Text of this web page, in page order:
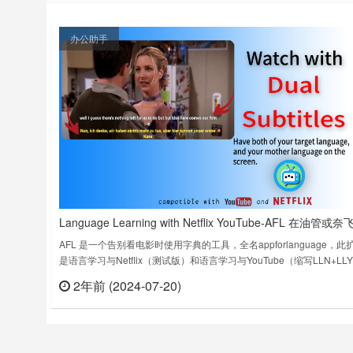
办公助手
Language Learning with Netflix YouTube-AFL 在油管或奈
看视频的时候学习外语
AFL 是一个告别看电影时使用字典的工具，全名appforlanguage，此
是语言学习与Netflix（测试版）和语言学习与YouTube（缩写LLN+LLY
Netflix YouTube-AFL v4.24.7.2上次更新日期：2024年7月2日……
2年前 (2024-07-20)